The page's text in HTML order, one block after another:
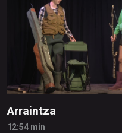
Arraintza
12:54 min